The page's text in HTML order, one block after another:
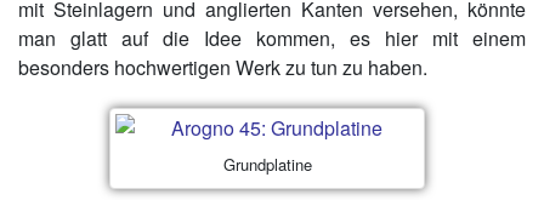
mit Steinlagern und anglierten Kanten versehen, könnte
man glatt auf die Idee kommen, es hier mit einem
besonders hochwertigen Werk zu tun zu haben.
Grundplatine